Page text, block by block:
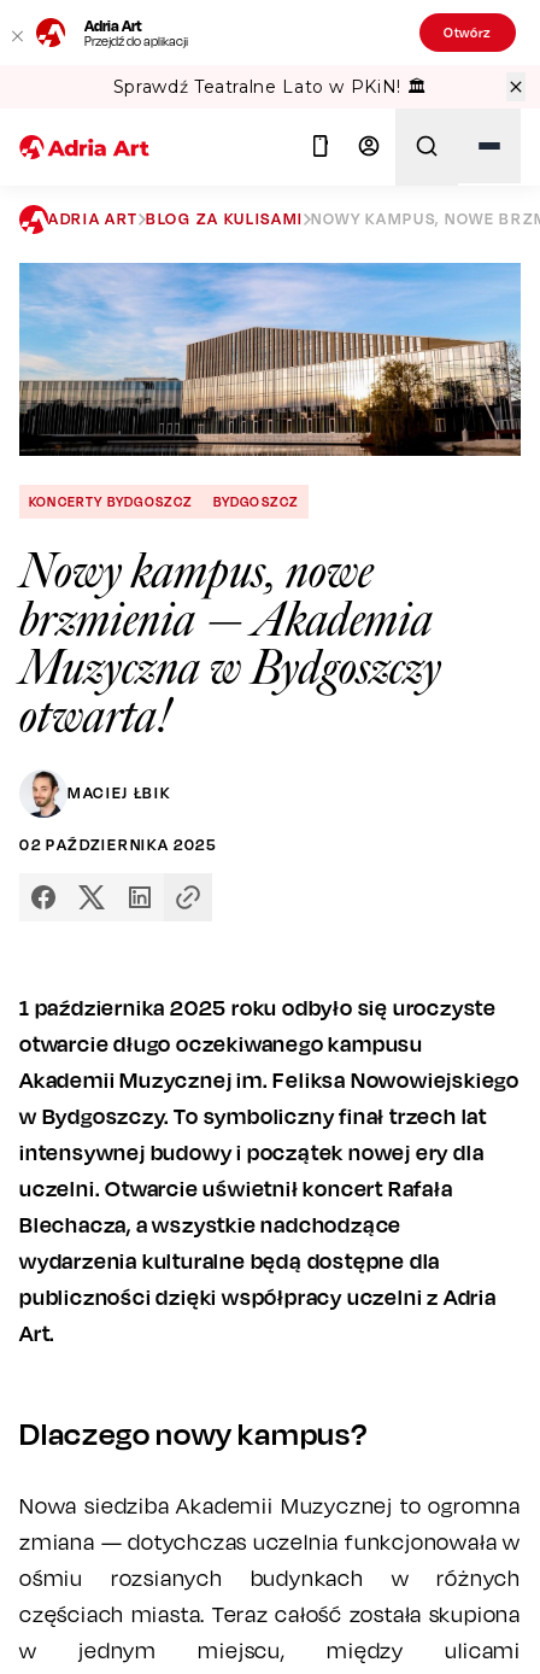
Adria Art
Przejdź do aplikacji Otwórz
Sprawdź Teatralne Lato w PKiN! 🏛️
Szukaj
ADRIA ART BLOG ZA KULISAMI NOWY KAMPUS, NOWE
KONCERTY BYDGOSZCZ BYDGOSZCZ
Nowy kampus, nowe
brzmienia — Akademia
Muzyczna w Bydgoszczy
otwarta!
MACIEJ ŁBIK
02 PAŹDZIERNIKA 2025
1 października 2025 roku odbyło się uroczyste
otwarcie długo oczekiwanego kampusu
Akademii Muzycznej im. Feliksa Nowowiejskiego
w Bydgoszczy. To symboliczny finał trzech lat
intensywnej budowy i początek nowej ery dla
uczelni. Otwarcie uświetnił koncert Rafała
Blechacza, a wszystkie nadchodzące
wydarzenia kulturalne będą dostępne dla
publiczności dzięki współpracy uczelni z Adria
Art.
Dlaczego nowy kampus?
Nowa siedziba Akademii Muzycznej to ogromna
zmiana — dotychczas uczelnia funkcjonowała w
ośmiu rozsianych budynkach w różnych
częściach miasta. Teraz całość została skupiona
w jednym miejscu, między ulicami